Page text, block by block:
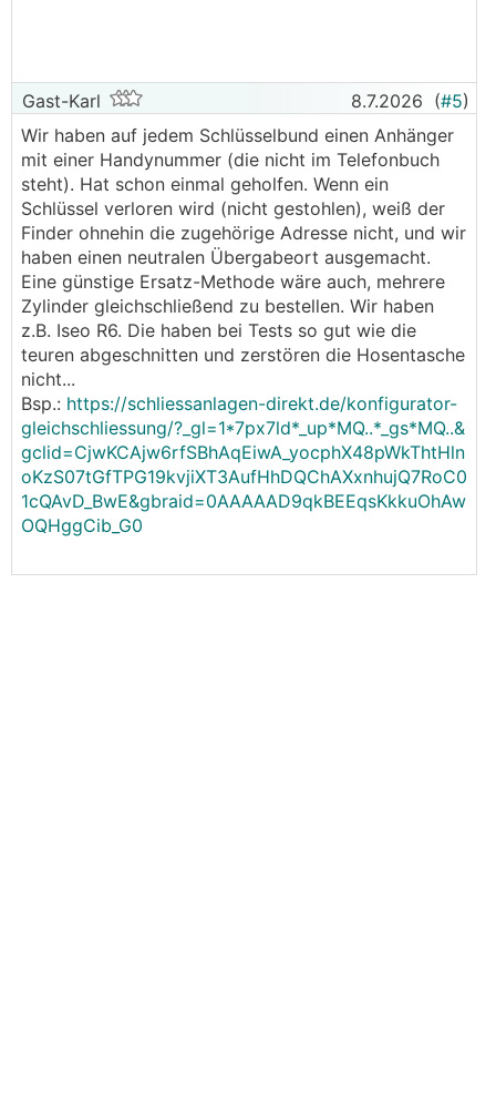
Aus verständlichen Gründen habe ich allerdings
nicht ausprobiert, ob das wirklich funktioniert😅.
Gast-Karl 8.7.2026 (#5)
Wir haben auf jedem Schlüsselbund einen Anhänger
mit einer Handynummer (die nicht im Telefonbuch
steht). Hat schon einmal geholfen. Wenn ein
Schlüssel verloren wird (nicht gestohlen), weiß der
Finder ohnehin die zugehörige Adresse nicht, und wir
haben einen neutralen Übergabeort ausgemacht.
Eine günstige Ersatz-Methode wäre auch, mehrere
Zylinder gleichschließend zu bestellen. Wir haben
z.B. Iseo R6. Die haben bei Tests so gut wie die
teuren abgeschnitten und zerstören die Hosentasche
nicht...
Bsp.: https://schliessanlagen-direkt.de/konfigurator-
gleichschliessung/?_gl=1*7px7ld*_up*MQ..*_gs*MQ..&
gclid=CjwKCAjw6rfSBhAqEiwA_yocphX48pWkThtHln
oKzS07tGfTPG19kvjiXT3AufHhDQChAXxnhujQ7RoC0
1cQAvD_BwE&gbraid=0AAAAAD9qkBEEqsKkkuOhAw
OQHggCib_G0